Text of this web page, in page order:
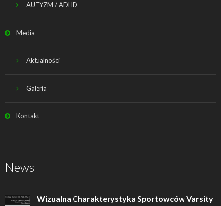
AUTYZM / ADHD
Media
Aktualności
Galeria
Kontakt
News
Wizualna Charakterystyka Sportowców Varsity